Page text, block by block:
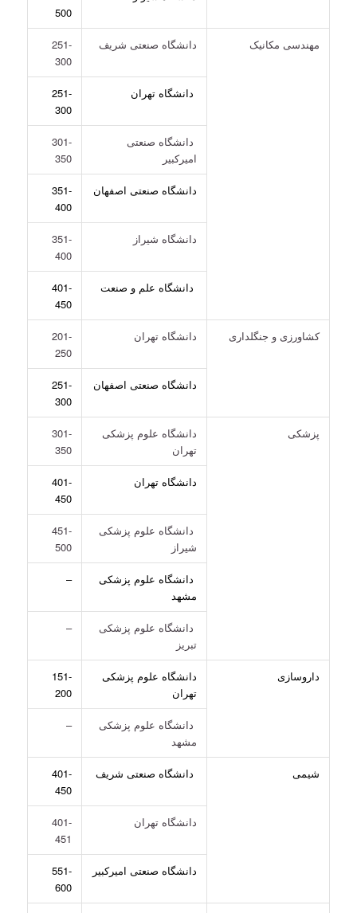
500
مهندسی مکانیک دانشگاه صنعتی شریف
251-
300
دانشگاه تهران
251-
300
دانشگاه صنعتی
امیرکبیر
301-
350
دانشگاه صنعتی اصفهان
351-
400
دانشگاه شیراز
351-
400
دانشگاه علم و صنعت
401-
450
کشاورزی و جنگلداری دانشگاه تهران
201-
250
دانشگاه صنعتی اصفهان
251-
300
پزشکی
دانشگاه علوم پزشکی
تهران
301-
350
دانشگاه تهران
401-
450
دانشگاه علوم پزشکی
شیراز
451-
500
دانشگاه علوم پزشکی
مشهد
–
دانشگاه علوم پزشکی
تبریز
–
داروسازی
دانشگاه علوم پزشکی
تهران
151-
200
دانشگاه علوم پزشکی
مشهد
–
شیمی دانشگاه صنعتی شریف
401-
450
دانشگاه تهران
401-
451
دانشگاه صنعتی امیرکبیر
551-
600